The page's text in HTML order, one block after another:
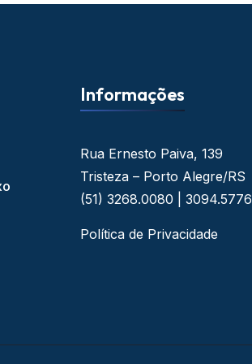
Informações
Rua Ernesto Paiva, 139
Tristeza – Porto Alegre/RS
(51) 3268.0080 | 3094.5776
Política de Privacidade